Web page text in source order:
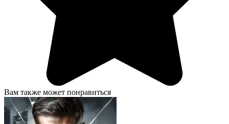
Вам также может понравиться